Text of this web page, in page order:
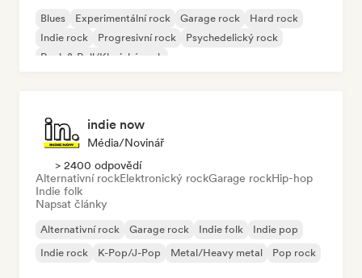
Blues Experimentální rock Garage rock
Hard rock
Indie rock
Progresivní rock
Psychedelický rock
Rock & Roll/Klasický rock
indie now
Média/novinář
> 2400 odpovědí
Alternativní rockElektronický rockGarage rockHip-hop
Indie folk
Napsat články
Alternativní rock Garage rock Indie folk
Indie pop
Indie rock
K-Pop/J-Pop Metal/Heavy metal Pop rock